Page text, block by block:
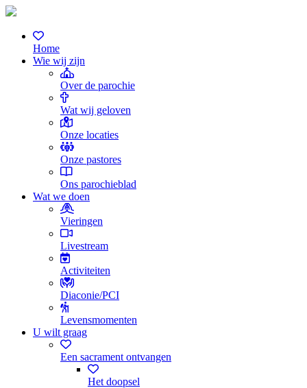
Home
Wie wij zijn
Over de parochie
Wat wij geloven
Onze locaties
Onze pastores
Ons parochieblad
Wat we doen
Vieringen
Livestream
Activiteiten
Diaconie/PCI
Levensmomenten
U wilt graag
Een sacrament ontvangen
Het doopsel